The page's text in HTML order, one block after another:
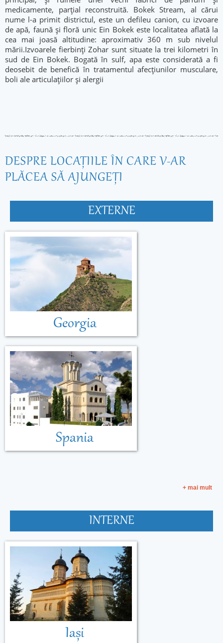
medicamente, parțial reconstruită. Bokek Stream, al cărui
nume l-a primit districtul, este un defileu canion, cu izvoare
de apă, faună și floră unic Ein Bokek este localitatea aflată la
cea mai joasă altitudine: aproximativ 360 m sub nivelul
mării.Izvoarele fierbinți Zohar sunt situate la trei kilometri în
sud de Ein Bokek. Bogată în sulf, apa este considerată a fi
deosebit de benefică în tratamentul afecțiunilor musculare,
boli ale articulațiilor și alergii
DESPRE LOCAŢIILE ÎN CARE V-AR
PLĂCEA SĂ AJUNGEŢI
EXTERNE
Georgia
Spania
Malta
Muntenegru
+ mai mult
INTERNE
Iași